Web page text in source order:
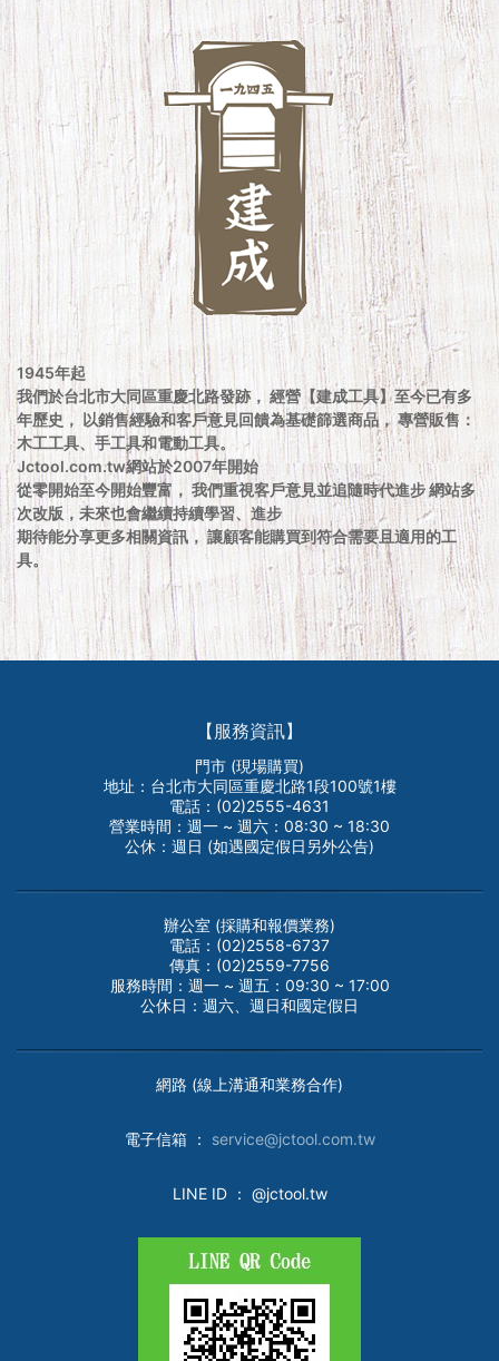
1945年起
我們於台北市大同區重慶北路發跡， 經營【建成工具】至今已有多
年歷史， 以銷售經驗和客戶意見回饋為基礎篩選商品， 專營販售：
木工工具、手工具和電動工具。
Jctool.com.tw網站於2007年開始
從零開始至今開始豐富， 我們重視客戶意見並追隨時代進步 網站多
次改版，未來也會繼續持續學習、進步
期待能分享更多相關資訊， 讓顧客能購買到符合需要且適用的工
具。
【服務資訊】
門市 (現場購買)
地址：台北市大同區重慶北路1段100號1樓
電話：(02)2555-4631
營業時間：週一 ~ 週六：08:30 ~ 18:30
公休：週日 (如遇國定假日另外公告)
辦公室 (採購和報價業務)
電話：(02)2558-6737
傳真：(02)2559-7756
服務時間：週一 ~ 週五：09:30 ~ 17:00
公休日：週六、週日和國定假日
網路 (線上溝通和業務合作)
電子信箱 ： service@jctool.com.tw
LINE ID： @jctool.tw